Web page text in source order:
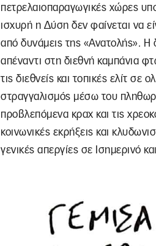
πετρελαιοπαραγωγικές χώρες
ισχυρή η Δύση δεν φαίνεται να
από δυνάμεις της «Ανατολής». Η
απέναντι στη διεθνή καμπάνια
τις διεθνείς και τοπικές ελίτ
στραγγαλισμός μέσω του
προβλεπόμενα κραχ και τις
κοινωνικές εκρήξεις και
γενικές απεργίες σε Ισημερινό